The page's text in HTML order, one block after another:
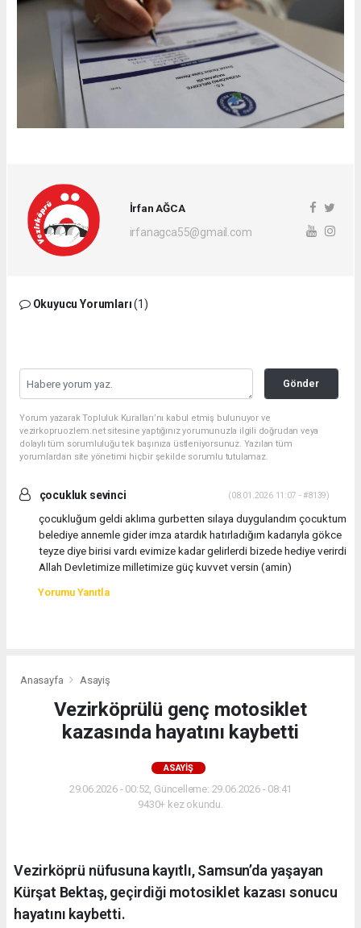
İrfan AĞCA
irfanagca55@gmail.com
Okuyucu Yorumları(1)
Gönder
Yorum yazarak Topluluk Kuralları’nı kabul etmiş bulunuyor ve
vezirkopruozlem.net sitesine yaptığınız yorumunuzla ilgili doğrudan veya
dolaylı tüm sorumluluğu tek başınıza üstleniyorsunuz. Yazılan tüm
yorumlardan site yönetimi hiçbir şekilde sorumlu tutulamaz.
çocukluk sevinci (08.01.2026 11:07 - #8139)
çocukluğum geldi aklıma gurbetten sılaya duygulandım çocuktum
belediye annemle gider imza atardık hatırladığım kadarıyla gökce
teyze diye birisi vardı evimize kadar gelirlerdi bizede hediye verirdi
Allah Devletimize milletimize güç kuvvet versin (amin)
Yorumu Yanıtla
Anasayfa Asayiş
Vezirköprülü genç motosiklet
kazasında hayatını kaybetti
ASAYIŞ
29.06.2026 - 00:52, Güncelleme: 29.06.2026 - 08:41
9430+ kez okundu.
Vezirköprü nüfusuna kayıtlı, Samsun’da yaşayan
Kürşat Bektaş, geçirdiği motosiklet kazası sonucu
hayatını kaybetti.